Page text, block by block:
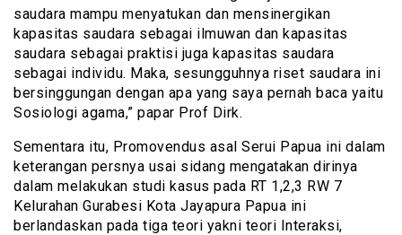
saudara mampu menyatukan dan mensinergikan
kapasitas saudara sebagai ilmuwan dan kapasitas
saudara sebagai praktisi juga kapasitas saudara
sebagai individu. Maka, sesungguhnya riset saudara ini
bersinggungan dengan apa yang saya pernah baca yaitu
Sosiologi agama,” papar Prof Dirk.
Sementara itu, Promovendus asal Serui Papua ini dalam
keterangan persnya usai sidang mengatakan dirinya
dalam melakukan studi kasus pada RT 1,2,3 RW 7
Kelurahan Gurabesi Kota Jayapura Papua ini
berlandaskan pada tiga teori yakni teori Interaksi,